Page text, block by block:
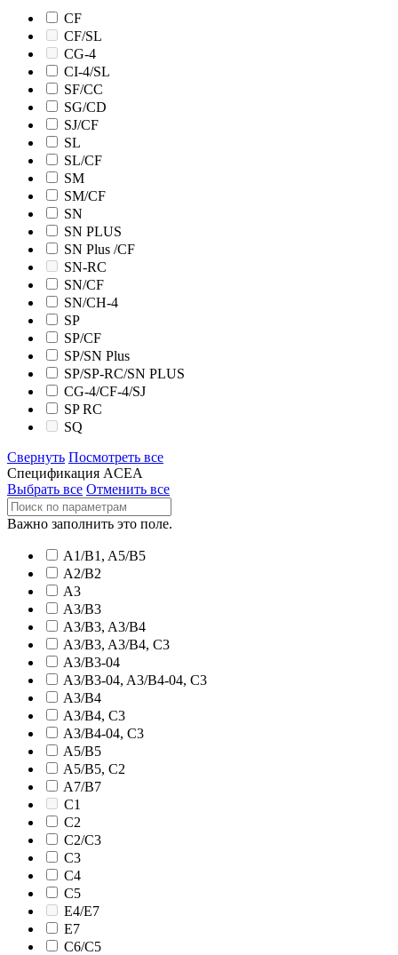
CF
CF/SL
CG-4
CI-4/SL
SF/CC
SG/CD
SJ/CF
SL
SL/CF
SM
SM/CF
SN
SN PLUS
SN Plus /CF
SN-RC
SN/CF
SN/CH-4
SP
SP/CF
SP/SN Plus
SP/SP-RC/SN PLUS
CG-4/CF-4/SJ
SP RC
SQ
Свернуть Посмотреть все
Спецификация ACEA
Выбрать все Отменить все
Важно заполнить это поле.
A1/B1, A5/B5
A2/B2
A3
A3/B3
A3/B3, A3/B4
A3/B3, A3/B4, C3
A3/B3-04
A3/B3-04, A3/B4-04, C3
A3/B4
A3/B4, C3
A3/B4-04, C3
A5/B5
A5/B5, C2
A7/B7
C1
C2
C2/C3
C3
C4
C5
E4/E7
E7
C6/C5